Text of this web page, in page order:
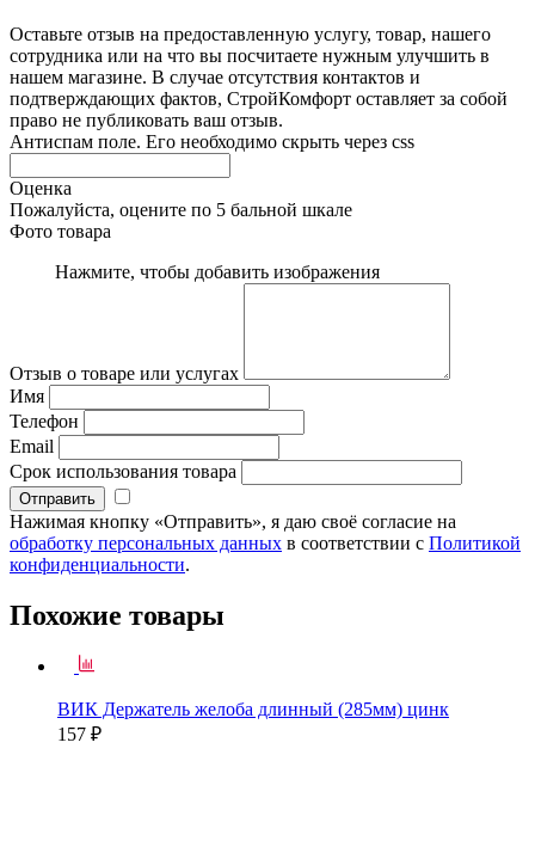
Оставьте отзыв на предоставленную услугу, товар, нашего
сотрудника или на что вы посчитаете нужным улучшить в
нашем магазине. В случае отсутствия контактов и
подтверждающих фактов, СтройКомфорт оставляет за собой
право не публиковать ваш отзыв.
Антиспам поле. Его необходимо скрыть через css
Оценка
Пожалуйста, оцените по 5 бальной шкале
Фото товара
Нажмите, чтобы добавить изображения
Отзыв о товаре или услугах
Имя
Телефон
Email
Срок использования товара
Нажимая кнопку «Отправить», я даю своё согласие на
обработку персональных данных в соответствии с Политикой
конфиденциальности.
Похожие товары
ВИК Держатель желоба длинный (285мм) цинк
157 ₽